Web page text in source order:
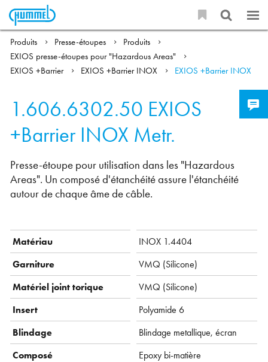
Produits Presse-étoupes
Produits
EXIOS presse-étoupes pour "Hazardous Areas"
EXIOS +Barrier
EXIOS +Barrier INOX EXIOS +Barrier INOX
1.606.6302.50 EXIOS
+Barrier INOX Metr.
Presse-étoupe pour utilisation dans les "Hazardous
Areas". Un composé d'étanchéité assure l'étanchéité
autour de chaque âme de câble.
Matériau
INOX 1.4404
Garniture
VMQ ( Silicone)
Matériel joint torique
VMQ ( Silicone)
Insert
Polyamide 6
Blindage
Blindage metallique, écran
Composé
Epoxy bi-matière